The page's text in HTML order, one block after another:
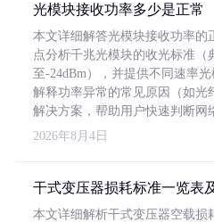
光模块接收功率多少是正常
本文详细解答光模块接收功率的
点分析千兆光模块的收光标准（
至-24dBm），并提供不同速率
解释功率异常的常见原因（如光
解决方案，帮助用户快速判断网
2026年8月4日
干式变压器损耗标准一览表
本文详细解析干式变压器空载损